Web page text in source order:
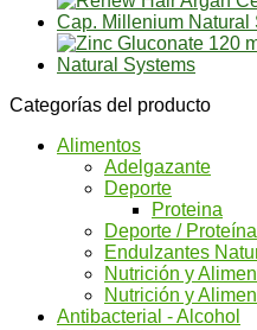
Categorías del producto
Alimentos
Adelgazante
Deporte
Proteina
Deporte / Proteína
Endulzantes
Nutrición y
Nutrición y
Antibacterial - Alcohol